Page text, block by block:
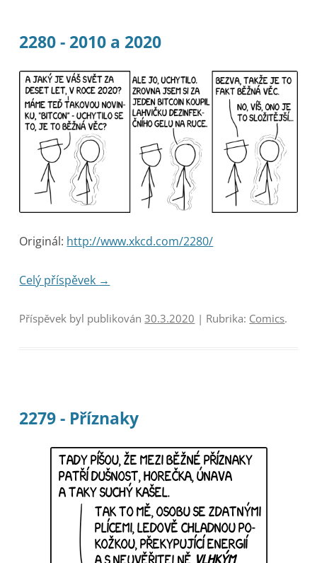
2280 - 2010 a 2020
Originál: http://www.xkcd.com/2280/
Celý příspěvek →
Příspěvek byl publikován30.3.2020 | Rubrika: Comics.
2279 - Příznaky